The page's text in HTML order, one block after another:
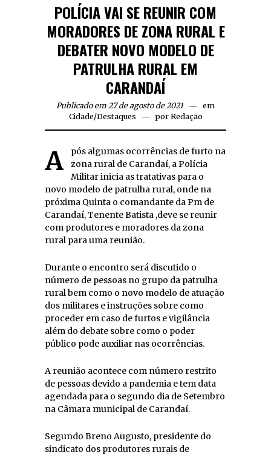
POLÍCIA VAI SE REUNIR COM
MORADORES DE ZONA RURAL E
DEBATER NOVO MODELO DE
PATRULHA RURAL EM
CARANDAÍ
Publicado em 27 de agosto de 2021
em
Cidade/Destaques por Redação
Após algumas ocorrências de furto na
zona rural de Carandaí, a Polícia
Militar inicia as tratativas para o
novo modelo de patrulha rural, onde na
próxima Quinta o comandante da Pm de
Carandaí, Tenente Batista ,deve se reunir
com produtores e moradores da zona
rural para uma reunião.
Durante o encontro será discutido o
número de pessoas no grupo da patrulha
rural bem como o novo modelo de atuação
dos militares e instruções sobre como
proceder em caso de furtos e vigilância
além do debate sobre como o poder
público pode auxiliar nas ocorrências.
A reunião acontece com número restrito
de pessoas devido a pandemia e tem data
agendada para o segundo dia de Setembro
na Câmara municipal de Carandaí.
Segundo Breno Augusto, presidente do
sindicato dos produtores rurais de